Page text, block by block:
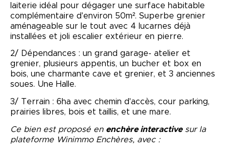
laiterie idéal pour dégager une surface habitable
complémentaire d'environ 50m². Superbe grenier
aménageable sur le tout avec 4 lucarnes déjà
installées et joli escalier extérieur en pierre.
2/ Dépendances : un grand garage- atelier et
grenier, plusieurs appentis, un bucher et box en
bois, une charmante cave et grenier, et 3 anciennes
soues. Une Halle.
3/ Terrain : 6ha avec chemin d'accès, cour parking,
prairies libres, bois et taillis, et une mare.
Ce bien est proposé en enchère interactivesur la
plateforme Winimmo Enchères, avec :